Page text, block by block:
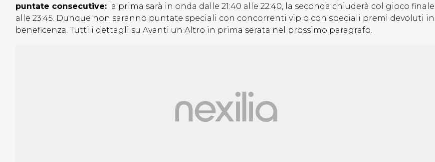
puntate consecutive: la prima sarà in onda dalle 21:40 alle 22:40, la seconda chiuderà col gioco finale
alle 23:45. Dunque non saranno puntate speciali con concorrenti vip o con speciali premi devoluti in
beneficenza. Tutti i dettagli su Avanti un Altro in prima serata nel prossimo paragrafo.